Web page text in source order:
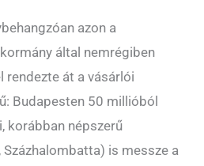
azon a
által nemrégiben
rendezte át a vásárlói
Budapesten 50 millióból
korábban népszerű
is messze a